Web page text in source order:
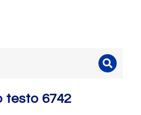
testo 6742